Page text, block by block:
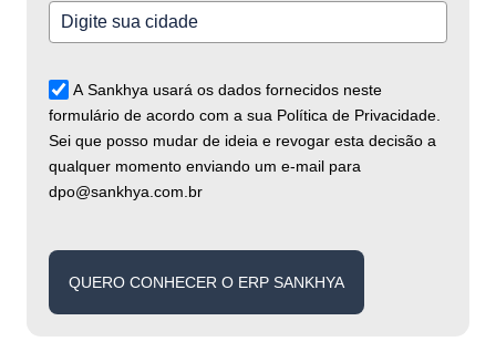
A Sankhya usará os dados fornecidos neste
formulário de acordo com a sua Política de Privacidade.
Sei que posso mudar de ideia e revogar esta decisão a
qualquer momento enviando um e-mail para
dpo@sankhya.com.br
QUERO CONHECER O ERP SANKHYA